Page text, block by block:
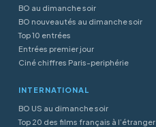
BO au dimanche soir
BO nouveautés au dimanche soir
Top 10 entrées
Entrées premier jour
Ciné chiffres Paris-periphérie
INTERNATIONAL
BO US au dimanche soir
Top 20 des films français à l’étranger